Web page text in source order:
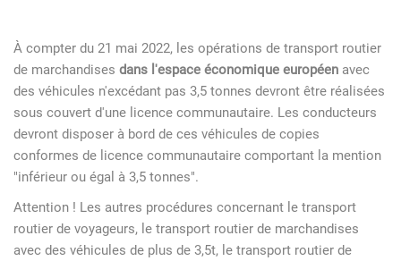
À compter du 21 mai 2022, les opérations de transport routier
de marchandises dans l'espace économique européen avec
des véhicules n'excédant pas 3,5 tonnes devront être réalisées
sous couvert d'une licence communautaire. Les conducteurs
devront disposer à bord de ces véhicules de copies
conformes de licence communautaire comportant la mention
"inférieur ou égal à 3,5 tonnes".
Attention ! Les autres procédures concernant le transport
routier de voyageurs, le transport routier de marchandises
avec des véhicules de plus de 3,5t, le transport routier de